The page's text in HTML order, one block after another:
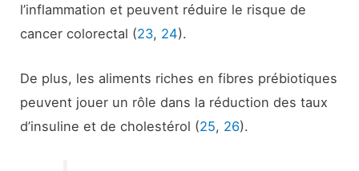
l’inflammation et peuvent réduire le risque de
cancer colorectal (23, 24).
De plus, les aliments riches en fibres prébiotiques
peuvent jouer un rôle dans la réduction des taux
d’insuline et de cholestérol (25, 26).